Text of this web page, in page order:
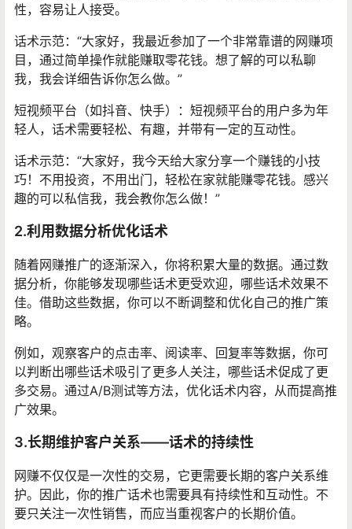
性，容易让人接受。
话术示范：“大家好，我最近参加了一个非常靠谱的网赚项
目，通过简单操作就能赚取零花钱。想了解的可以私聊
我，我会详细告诉你怎么做。”
短视频平台（如抖音、快手）：短视频平台的用户多为年
轻人，话术需要轻松、有趣，并带有一定的互动性。
话术示范：“大家好，我今天给大家分享一个赚钱的小技
巧！不用投资，不用出门，轻松在家就能赚零花钱。感兴
趣的可以私信我，我会教你怎么做！”
2.利用数据分析优化话术
随着网赚推广的逐渐深入，你将积累大量的数据。通过数
据分析，你能够发现哪些话术更受欢迎，哪些话术效果不
佳。借助这些数据，你可以不断调整和优化自己的推广策
略。
例如，观察客户的点击率、阅读率、回复率等数据，你可
以判断出哪些话术吸引了更多人关注，哪些话术促成了更
多交易。通过A/B测试等方法，优化话术内容，从而提高推
广效果。
3.长期维护客户关系——话术的持续性
网赚不仅仅是一次性的交易，它更需要长期的客户关系维
护。因此，你的推广话术也需要具有持续性和互动性。不
要只关注一次性销售，而应当重视客户的长期价值。